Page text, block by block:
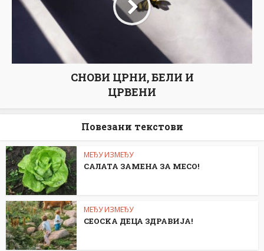
СНОВИ ЦРНИ, БЕЛИ И
ЦРВЕНИ
Повезани текстови
МЕЂУ ИЗМЕЂУ
САЛАТА ЗАМЕНА ЗА МЕСО!
МЕЂУ ИЗМЕЂУ
СЕОСKА ДЕЦА ЗДРАВИЈА!